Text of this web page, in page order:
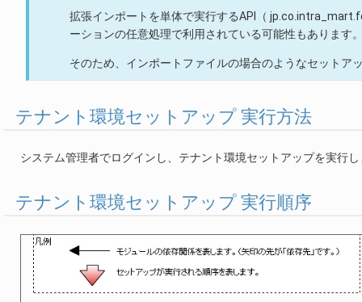
拡張インポートを単体で実行するAPI（
ーションの任意処理で利用されている可能性もあります
そのため、インポートファイルの場合のようなセットア
テナント環境セットアップ 実行方法
システム管理者でログインし、テナント環境セットアップを実行
テナント環境セットアップ 実行順序